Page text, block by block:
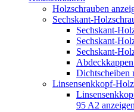
Holzschrauben
Sechskant-
Sechskant-
Sechskant-
Sechskant-
Dichtscheiben
Linsensenkkopf-
95 A2 anzeigen